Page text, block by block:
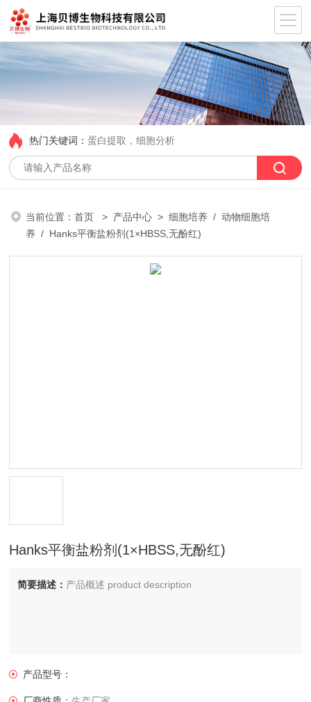
热门关键词：蛋白提取，细胞分析
当前位置：首页 > 产品中心 >细胞培养 /动物细胞培
养 / Hanks平衡盐粉剂(1×HBSS,无酚红)
Hanks平衡盐粉剂(1×HBSS,无酚红)
简要描述： 产品概述 product description
产品型号：